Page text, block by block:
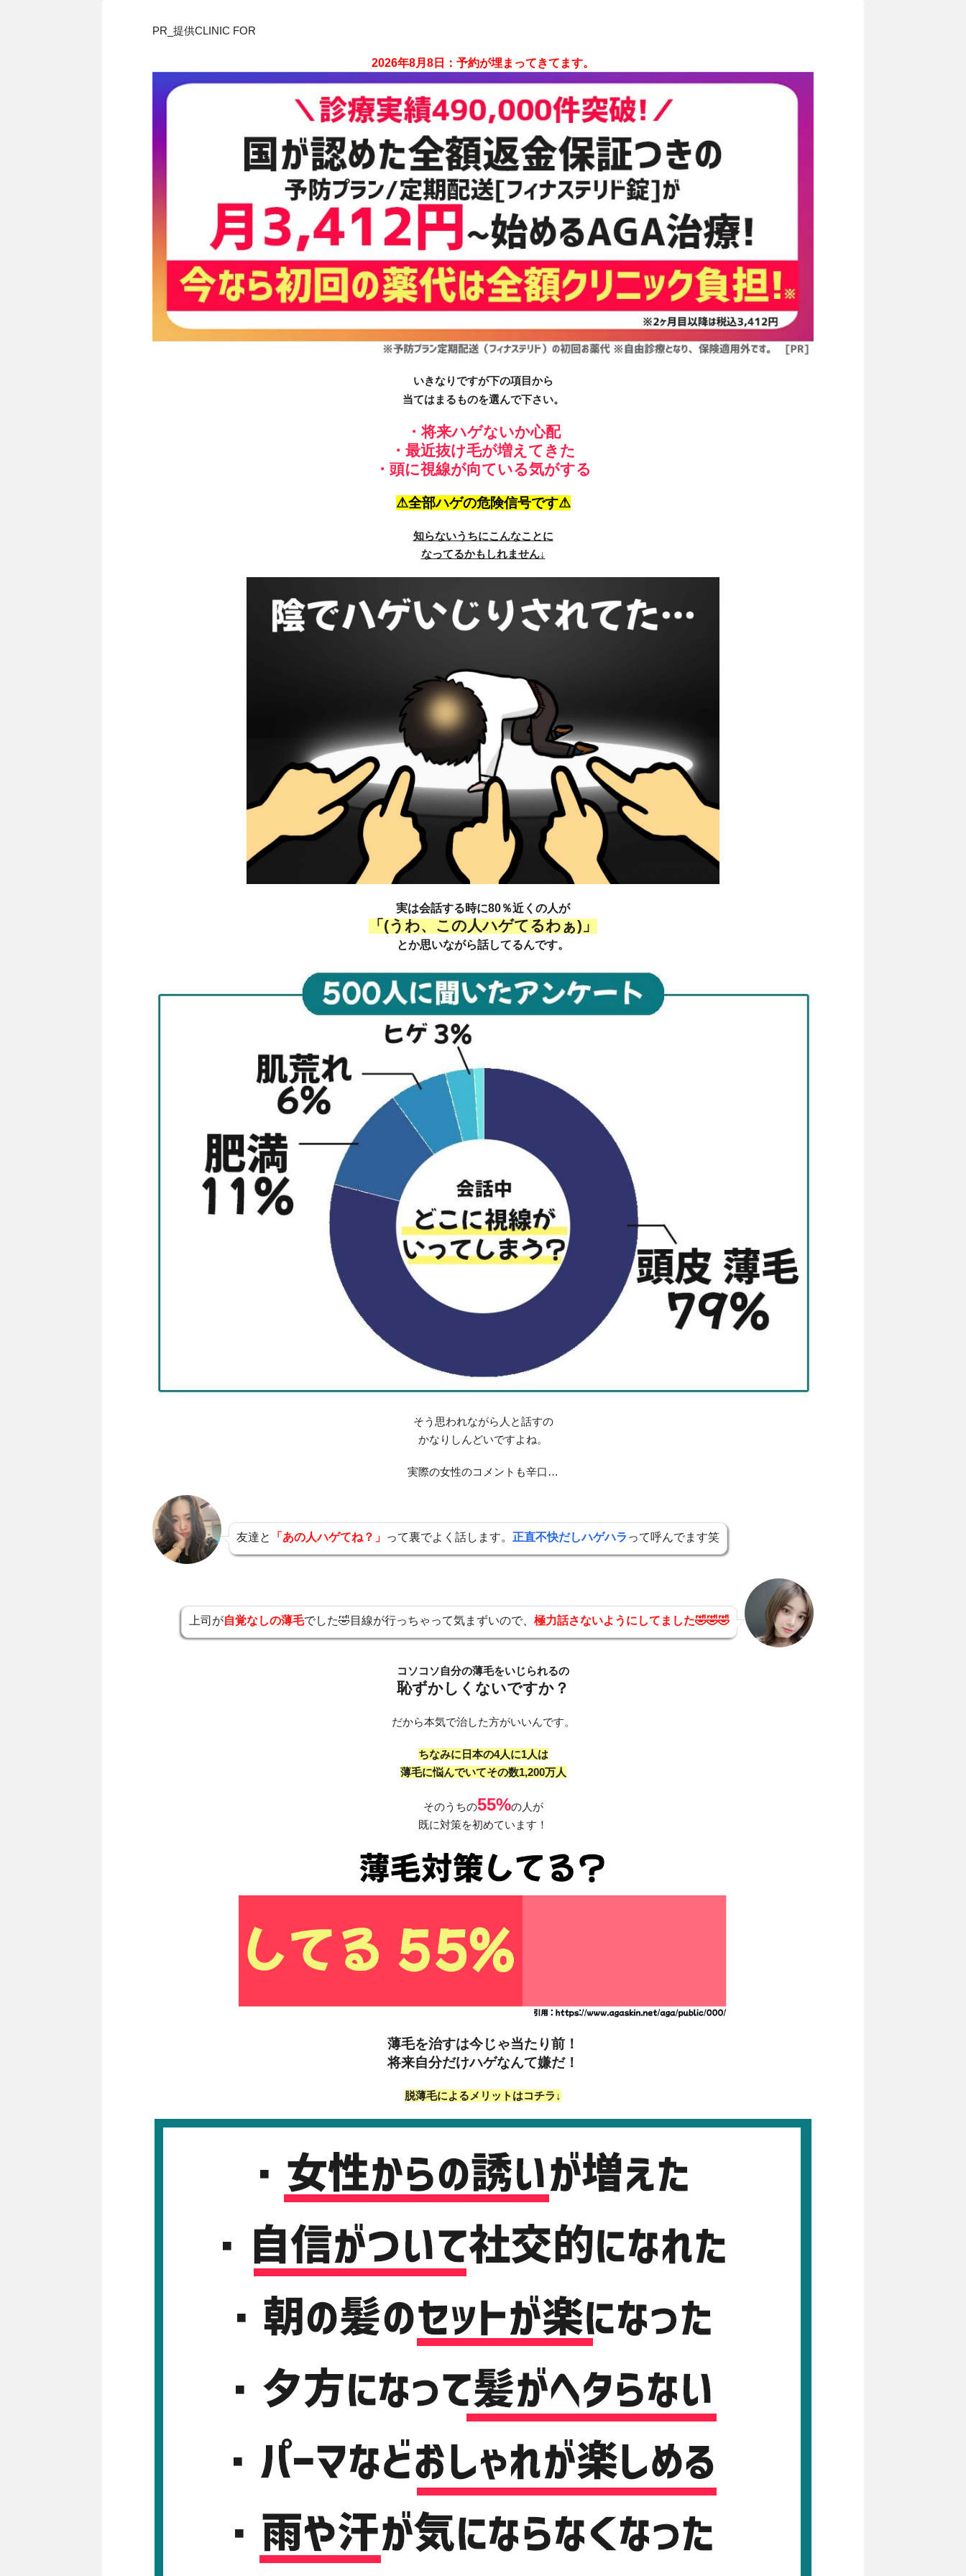
PR_提供CLINIC FOR
2026年8月8日：予約が埋まってきてます。
いきなりですが下の項目から
当てはまるものを選んで下さい。
・将来ハゲないか心配
・最近抜け毛が増えてきた
・頭に視線が向ている気がする
⚠全部ハゲの危険信号です⚠
知らないうちにこんなことに
なってるかもしれません↓
実は会話する時に80％近くの人が
「(うわ、この人ハゲてるわぁ)」
とか思いながら話してるんです。
そう思われながら人と話すの
かなりしんどいですよね。
実際の女性のコメントも辛口…
友達と 「あの人ハゲてね？」 って裏でよく話します。 正直不快だしハゲハラ って呼んでます笑
上司が自覚なしの薄毛でした🤣目線が行っちゃって気まずいので 極力話さないようにしてました🤣🤣🤣
コソコソ自分の薄毛をいじられるの
恥ずかしくないですか？
だから本気で治した方がいいんです。
ちなみに日本の4人に1人は
薄毛に悩んでいてその数1,200万人
そのうちの55%の人が
既に対策を初めています！
薄毛を治すは今じゃ当たり前！
将来自分だけハゲなんて嫌だ！
脱薄毛によるメリットはコチラ↓